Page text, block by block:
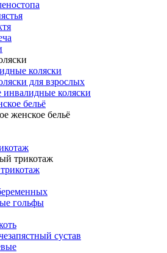
коляски
для взрослых
инвалидные коляски
бельё
женское бельё
трикотаж
гольфы
сустав